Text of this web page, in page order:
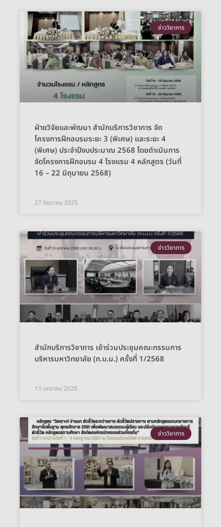
ข่าววิชาการ
ฝ่ายวิจัยและพัฒนา สำนักบริการวิชาการ จัด
โครงการฝึกอบรมระยะ 3 (พิเศษ) และระยะ 4
(พิเศษ) ประจำปีงบประมาณ 2568 โดยดำเนินการ
จัดโครงการฝึกอบรม 4 โรงแรม 4 หลักสูตร (วันที่
16 – 22 มิถุนายน 2568)
27 มิถุนายน 2025
ข่าววิชาการ
สำนักบริการวิชาการ เข้าร่วมประชุมคณะกรรมการ
บริหารมหาวิทยาลัย (ก.บ.ม.) ครั้งที่ 1/2568
13 มกราคม 2025
ข่าววิชาการ